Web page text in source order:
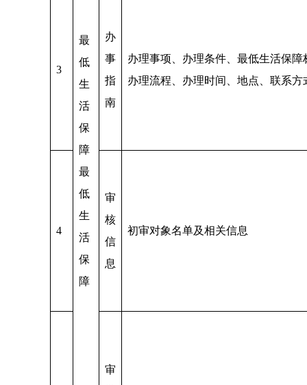
最
低
生
活
保
障
最
低
生
活
保
障
3
办
事
指
南
办理事项、办理条件、最低生活保障
办理流程、办理时间、地点、联系方
4
审
核
信
息
初审对象名单及相关信息
审